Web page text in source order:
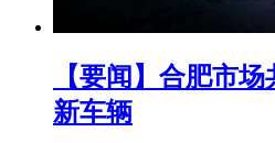
【要闻】合肥市
新车辆